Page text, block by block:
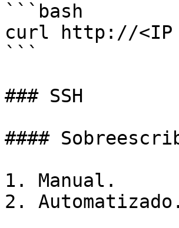
```bash
curl http://<IP
```
### SSH
####
1. Manual.
2. Automatizado.